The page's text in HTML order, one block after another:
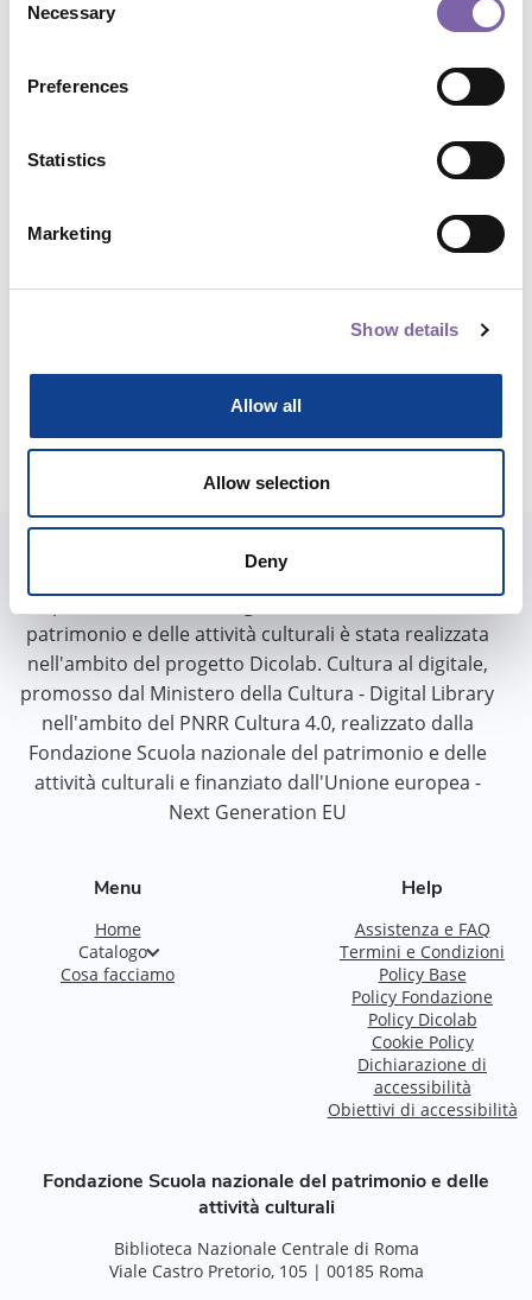
Selection
Necessary
Preferences
Statistics
Marketing
Show details
Allow all
Allow selection
Deny
Musei e Digitale – Creare un sito web: strumenti e strategie
strumenti e strategie ON DEMAND
I dati digitali e la produzione di conoscenza
contemporanea
Pagina successiva
La piattaforma e-learning della Scuola nazionale del
patrimonio e delle attività culturali è stata realizzata
nell'ambito del progetto Dicolab. Cultura al digitale,
promosso dal Ministero della Cultura - Digital Library
nell'ambito del PNRR Cultura 4.0, realizzato dalla
Fondazione Scuola nazionale del patrimonio e delle
attività culturali e finanziato dall'Unione europea -
Next Generation EU
Menu
Home
Catalogo
Cosa facciamo
Help
Assistenza e FAQ
Termini e Condizioni
Policy Base
Policy Fondazione
Policy Dicolab
Cookie Policy
Dichiarazione di
accessibilità
Obiettivi di accessibilità
Fondazione Scuola nazionale del patrimonio e delle
attività culturali
Biblioteca Nazionale Centrale di Roma
Viale Castro Pretorio, 105 | 00185 Roma